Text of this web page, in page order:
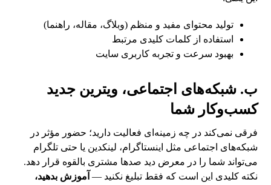
تولید محتوای مفید و منظم (وبلاگ، مقاله، راهنما)
استفاده از کلمات کلیدی مرتبط
بهبود سرعت و تجربه کاربری سایت
ب. شبکه‌های اجتماعی، ویترین جدید
کسب‌وکار شما
فرقی نمی‌کند در چه زمینه‌ای فعالیت دارید؛ حضور مؤثر در
شبکه‌های اجتماعی مثل اینستاگرام، لینکدین یا حتی تلگرام
می‌تواند شما را در معرض دید صدها مشتری بالقوه قرار دهد.
نکته کلیدی این است که فقط تبلیغ نکنید — آموزش بدهید،